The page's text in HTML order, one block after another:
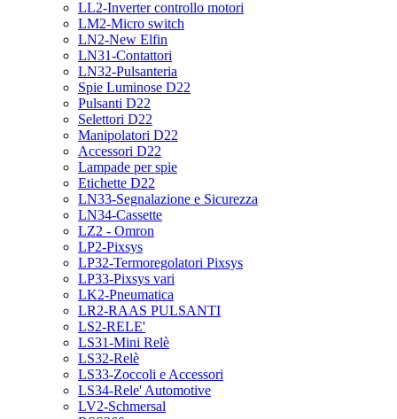
LL2-Inverter controllo motori
LM2-Micro switch
LN2-New Elfin
LN31-Contattori
LN32-Pulsanteria
Spie Luminose D22
Pulsanti D22
Selettori D22
Manipolatori D22
Accessori D22
Lampade per spie
Etichette D22
LN33-Segnalazione e Sicurezza
LN34-Cassette
LZ2 - Omron
LP2-Pixsys
LP32-Termoregolatori Pixsys
LP33-Pixsys vari
LK2-Pneumatica
LR2-RAAS PULSANTI
LS2-RELE'
LS31-Mini Relè
LS32-Relè
LS33-Zoccoli e Accessori
LS34-Rele' Automotive
LV2-Schmersal